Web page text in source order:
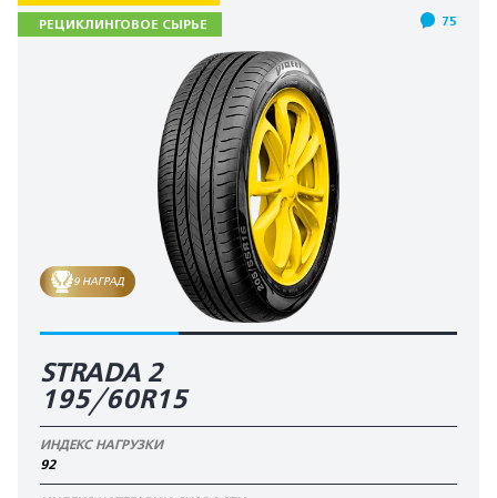
РЕЦИКЛИНГОВОЕ СЫРЬЕ 75
9 НАГРАД
STRADA 2
195/60R15
ИНДЕКС НАГРУЗКИ
92